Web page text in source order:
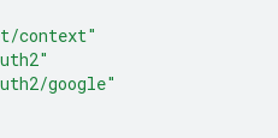
context"
google"